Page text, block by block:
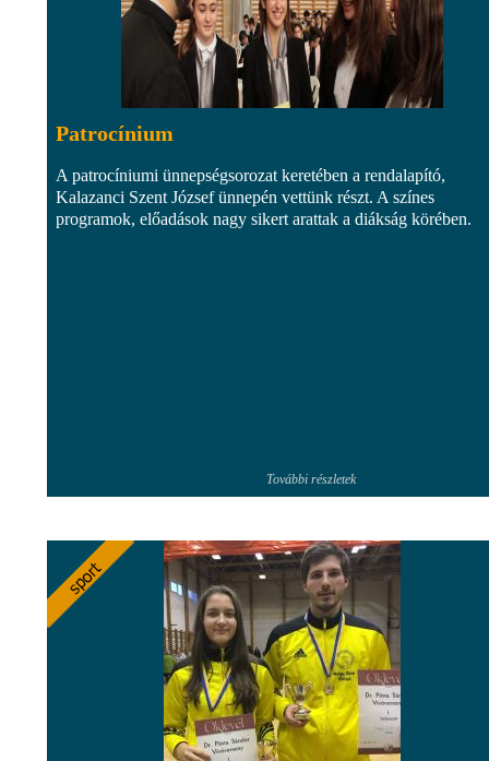
Patrocínium
A patrocíniumi ünnepségsorozat keretében a rendalapító,
Kalazanci Szent József ünnepén vettünk részt. A színes
programok, előadások nagy sikert arattak a diákság körében.
További részletek